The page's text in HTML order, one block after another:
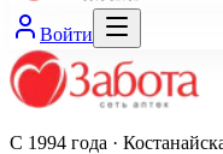
Войти
С 1994 года ·